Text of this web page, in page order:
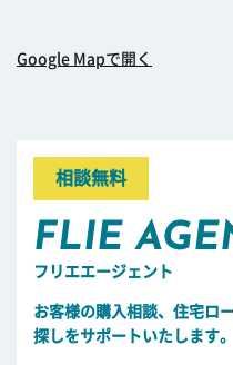
Google Mapで開く
相談無料
FLIE
フリエエージェント
お客様の購入相談、住宅ロ
探しをサポートいたします。